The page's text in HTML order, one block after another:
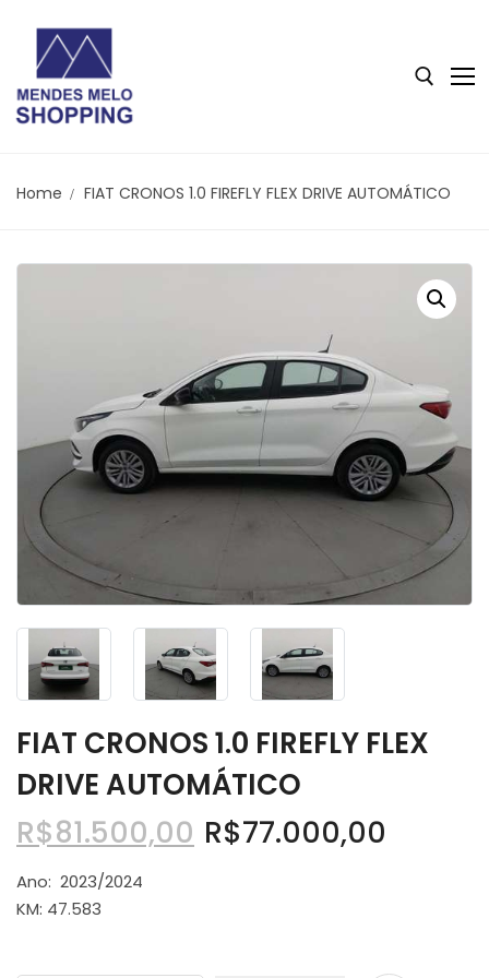
Home FIAT CRONOS 1.0 FIREFLY FLEX DRIVE AUTOMÁTICO
FIAT CRONOS 1.0 FIREFLY FLEX
DRIVE AUTOMÁTICO
R$81.500,00 R$77.000,00
Ano: 2023/2024
KM: 47.583